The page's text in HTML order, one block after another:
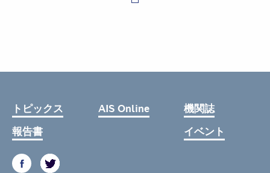
トピックス AIS Online
機関誌
報告書
イベント